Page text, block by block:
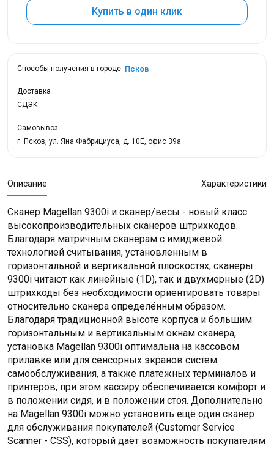
Купить в один клик
Способы получения в городе: Псков
Доставка
СДЭК
Самовывоз
г. Псков, ул. Яна Фабрициуса, д. 10Е, офис 39а
Описание Характеристики
Сканер Magellan 9300i и сканер/весы - новый класс
высокопроизводительных сканеров штрихкодов.
Благодаря матричным сканерам с имиджевой
технологией считывания, установленным в
горизонтальной и вертикальной плоскостях, сканеры
9300i читают как линейные (1D), так и двухмерные (2D)
штрихкоды без необходимости ориентировать товары
относительно сканера определённым образом.
Благодаря традиционной высоте корпуса и большим
горизонтальным и вертикальным окнам сканера,
установка Magellan 9300i оптимальна на кассовом
прилавке или для сенсорных экранов систем
самообслуживания, а также платежных терминалов и
принтеров, при этом кассиру обеспечивается комфорт и
в положении сидя, и в положении стоя. Дополнительно
на Magellan 9300i можно установить ещё один сканер
для обслуживания покупателей (Customer Service
Scanner - CSS), который даёт возможность покупателям